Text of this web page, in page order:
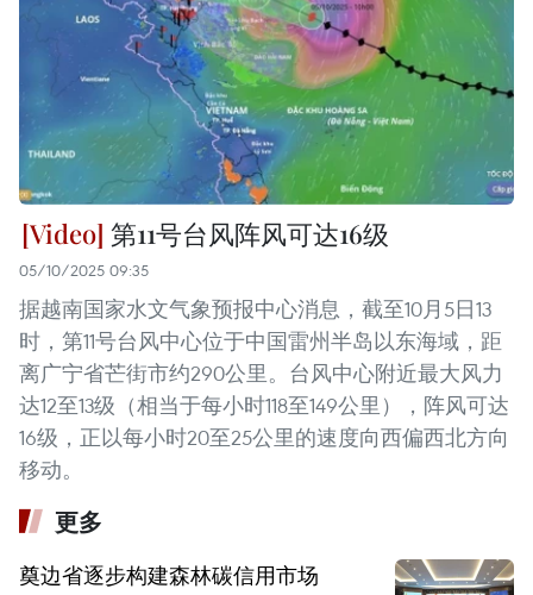
第11号台风阵风可达16级
05/10/2025 09:35
据越南国家水文气象预报中心消息，截至10月5日13
时，第11号台风中心位于中国雷州半岛以东海域，距
离广宁省芒街市约290公里。台风中心附近最大风力
达12至13级（相当于每小时118至149公里），阵风可达
16级，正以每小时20至25公里的速度向西偏西北方向
移动。
更多
奠边省逐步构建森林碳信用市场